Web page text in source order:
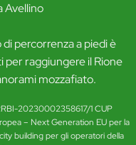
Avellino
percorrenza a piedi è
per raggiungere il Rione
mozzafiato.
20230002358617/1 CUP
– Next Generation EU per la
building per gli operatori della